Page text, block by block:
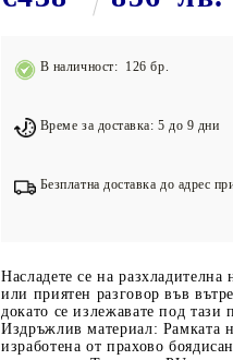
В наличност: 126 бр.
Време за доставка: 5 до 9 дни
Безплатна доставка до адрес
Насладете се на
или приятен разговор във
докато се излежавате под тази
Издръжлив материал: Рамката
изработена от прахово